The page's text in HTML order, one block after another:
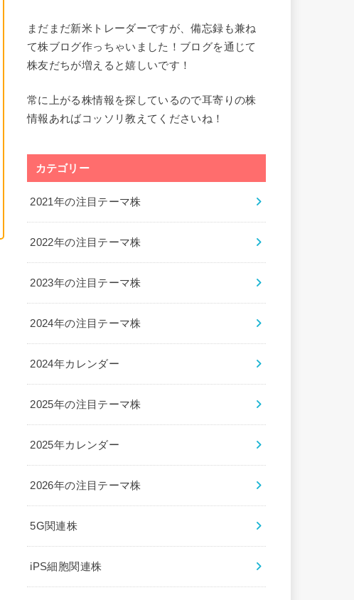
まだまだ新米トレーダーですが、備忘録も兼ね
て株ブログ作っちゃいました！ブログを通じて
株友だちが増えると嬉しいです！
常に上がる株情報を探しているので耳寄りの株
情報あればコッソリ教えてくださいね！
カテゴリー
2021年の注目テーマ株
2022年の注目テーマ株
2023年の注目テーマ株
2024年の注目テーマ株
2024年カレンダー
2025年の注目テーマ株
2025年カレンダー
2026年の注目テーマ株
5G関連株
iPS細胞関連株